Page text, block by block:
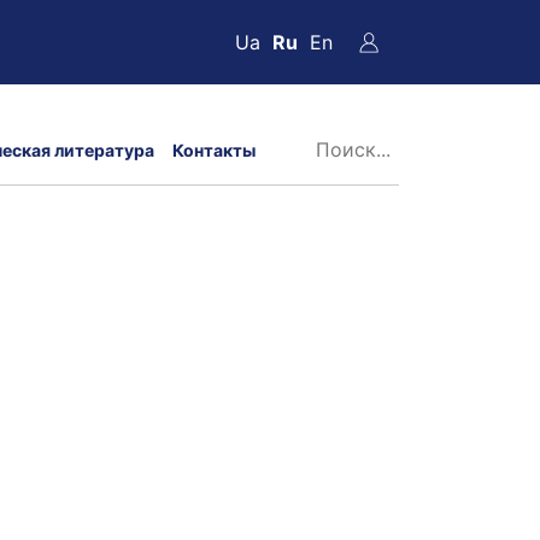
Ua Ru En
литература Контакты